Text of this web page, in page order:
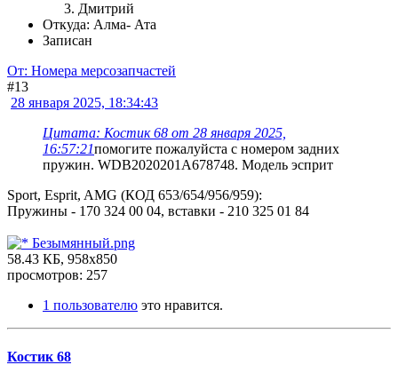
Дмитрий
Откуда: Алма- Ата
Записан
От: Номера мерсозапчастей
#13
28 января 2025, 18:34:43
Цитата: Костик 68 от 28 января 2025,
16:57:21помогите пожалуйста с номером задних
пружин. WDB2020201A678748. Модель эсприт
Sport, Esprit, AMG (КОД 653/654/956/959):
Пружины - 170 324 00 04, вставки - 210 325 01 84
Безымянный.png
58.43 КБ, 958x850
просмотров: 257
1 пользователю это нравится.
Костик 68